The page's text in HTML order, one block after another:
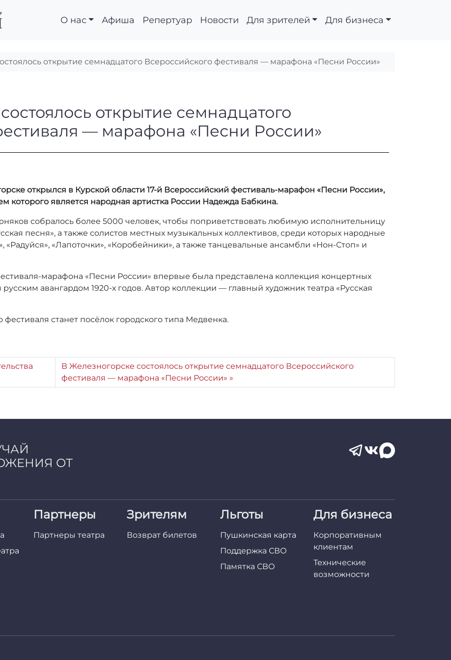
О нас Афиша Репертуар Новости Для зрителей Для бизнеса
открытие семнадцатого Всероссийского фестиваля — марафона «Песни России»
состоялось открытие семнадцатого
открытие семнадцатого
— марафона «Песни России»
открылся в Курской области 17-й Всероссийский фестиваль-марафон «Песни России»,
которого является народная артистка России Надежда Бабкина.
собралось более 5000 человек, чтобы поприветствовать любимую исполнительницу
песня», а также солистов местных музыкальных коллективов, среди которых народные
«Радуйся», «Лапоточки», «Коробейники», а также танцевальные ансамбли «Нон-Стоп» и
марафона «Песни России» впервые была представлена коллекция концертных
авангардом 1920-х годов. Автор коллекции — главный художник театра «Русская
станет посёлок городского типа Медвенка.
В Железногорске состоялось открытие семнадцатого Всероссийского
фестиваля — марафона «Песни России»
ОТ
Партнеры
Партнеры театра
Зрителям
Возврат билетов
Льготы
Пушкинская карта
Поддержка СВО
Памятка СВО
Для бизнеса
Корпоративным
клиентам
Технические
возможности